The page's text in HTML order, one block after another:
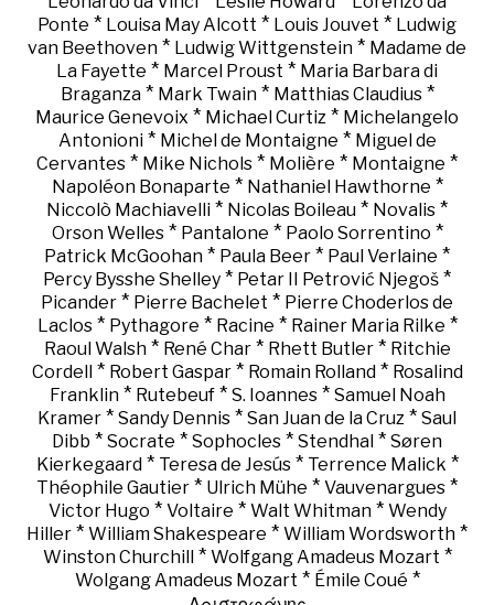
Ponte * Louisa May Alcott * Louis Jouvet * Ludwig
van Beethoven * Ludwig Wittgenstein * Madame de
La Fayette * Marcel Proust * Maria Barbara di
Braganza* Mark Twain* Matthias Claudius*
Maurice Genevoix * Michael Curtiz * Michelangelo
Antonioni* Michel de Montaigne * Miguel de
Cervantes * Mike Nichols * Molière * Montaigne *
Napoléon Bonaparte * Nathaniel Hawthorne *
Niccolò Machiavelli * Nicolas Boileau * Novalis *
Orson Welles* Pantalone * Paolo Sorrentino *
Patrick McGoohan * Paula Beer * Paul Verlaine *
Percy Bysshe Shelley * Petar II Petrović Njegoš *
Picander * Pierre Bachelet * Pierre Choderlos de
Laclos* Pythagore * Racine * Rainer Maria Rilke *
Raoul Walsh* René Char* Rhett Butler* Ritchie
Cordell * Robert Gaspar* Romain Rolland* Rosalind
Franklin* Rutebeuf* S. Ioannes* Samuel Noah
Kramer * Sandy Dennis * San Juan de la Cruz * Saul
Dibb * Socrate * Sophocles * Stendhal * Søren
Kierkegaard* Teresa de Jesús* Terrence Malick *
Théophile Gautier * Ulrich Mühe * Vauvenargues *
Victor Hugo * Voltaire * Walt Whitman* Wendy
Hiller * William Shakespeare * William Wordsworth *
Winston Churchill * Wolfgang Amadeus Mozart *
Wolgang Amadeus Mozart * Émile Coué *